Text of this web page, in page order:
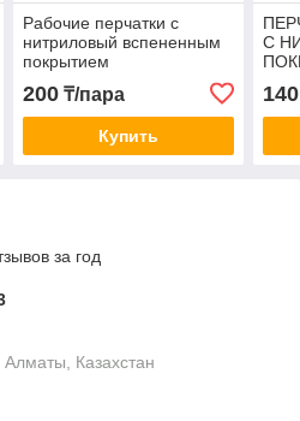
Рабочие перчатки с
нитриловый вспененным
покрытием
200₸/пара
Купить
С
140
за год
Казахстан